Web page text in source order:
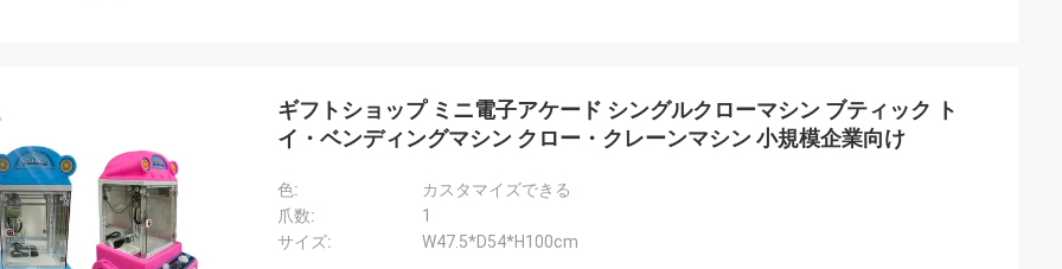
ギフトショップ ミニ電子アケード シングルクローマシン ブティック ト
イ・ベンディングマシン クロー・クレーンマシン 小規模企業向け
色:
カスタマイズできる
爪数:
1
サイズ:
W47.5*D54*H100cm